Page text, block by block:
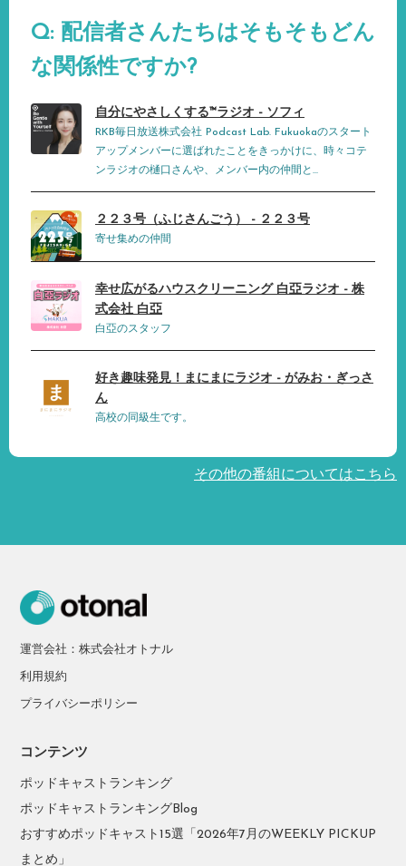
Q: 配信者さんたちはそもそもどん
な関係性ですか?
自分にやさしくする™︎ラジオ - ソフィ
RKB毎日放送株式会社 Podcast Lab. Fukuokaのスタート
アップメンバーに選ばれたことをきっかけに、時々コテ
ンラジオの樋口さんや、メンバー内の仲間と...
２２３号（ふじさんごう） - ２２３号
寄せ集めの仲間
幸せ広がるハウスクリーニング 白亞ラジオ - 株
式会社 白亞
白亞のスタッフ
好き趣味発見！まにまにラジオ - がみお・ぎっさ
ん
高校の同級生です。
その他の番組についてはこちら
運営会社：株式会社オトナル
利用規約
プライバシーポリシー
コンテンツ
ポッドキャストランキング
ポッドキャストランキングBlog
おすすめポッドキャスト15選「2026年7月のWEEKLY PICKUP
まとめ」